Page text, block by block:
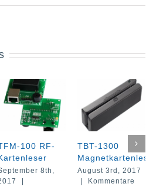
100 RF-
8th,
TBT-1300
Magnetkartenleser
August 3rd, 2017
Kommentare